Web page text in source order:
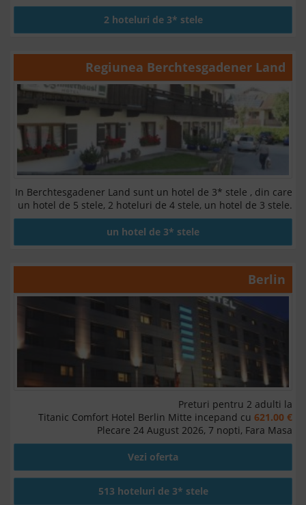
2 hoteluri de 3* stele
Regiunea Berchtesgadener Land
In Berchtesgadener Land sunt un hotel de 3* stele , din care
un hotel de 5 stele, 2 hoteluri de 4 stele, un hotel de 3 stele.
un hotel de 3* stele
Berlin
Preturi pentru 2 adulti la
Titanic Comfort Hotel Berlin Mitte incepand cu 621.00 €
Plecare 24 August 2026, 7 nopti, Fara Masa
Vezi oferta
513 hoteluri de 3* stele